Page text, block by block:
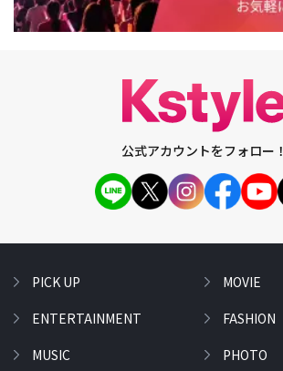
公式アカウントをフォロー！
PICK UP
ENTERTAINMENT
MUSIC
MOVIE
FASHION
PHOTO